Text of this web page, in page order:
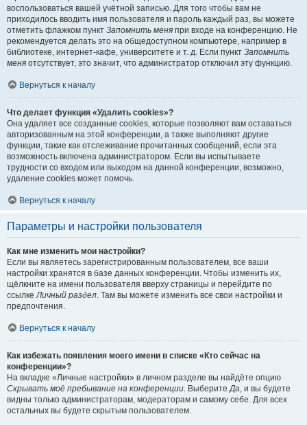
воспользоваться вашей учётной записью. Для того чтобы вам не
приходилось вводить имя пользователя и пароль каждый раз, вы можете
отметить флажком пункт Запомнить меня при входе на конференцию. Не
рекомендуется делать это на общедоступном компьютере, например в
библиотеке, интернет-кафе, университете и т. д. Если пункт Запомнить
меня отсутствует, это значит, что администратор отключил эту функцию.
Вернуться к началу
Что делает функция «Удалить cookies»?
Она удаляет все созданные cookies, которые позволяют вам оставаться
авторизованным на этой конференции, а также выполняют другие
функции, такие как отслеживание прочитанных сообщений, если эта
возможность включена администратором. Если вы испытываете
трудности со входом или выходом на данной конференции, возможно,
удаление cookies может помочь.
Вернуться к началу
Параметры и настройки пользователя
Как мне изменить мои настройки?
Если вы являетесь зарегистрированным пользователем, все ваши
настройки хранятся в базе данных конференции. Чтобы изменить их,
щёлкните на имени пользователя вверху страницы и перейдите по
ссылкеЛичный раздел. Там вы можете изменить все свои настройки и
предпочтения.
Вернуться к началу
Как избежать появления моего имени в списке «Кто сейчас на
конференции»?
На вкладке «Личные настройки» в личном разделе вы найдёте опцию
Скрывать моё пребывание на конференции. ВыберитеДа, и вы будете
видны только администраторам, модераторам и самому себе. Для всех
остальных вы будете скрытым пользователем.